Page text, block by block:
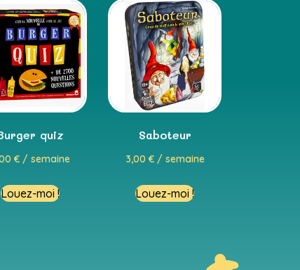
quiz
€/ semaine
Louez-moi !
Saboteur
3,00 €/ semaine
Louez-moi !